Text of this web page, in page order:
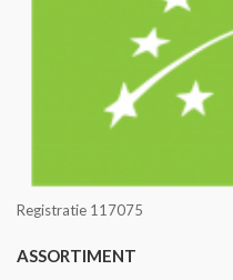
Registratie 117075
ASSORTIMENT